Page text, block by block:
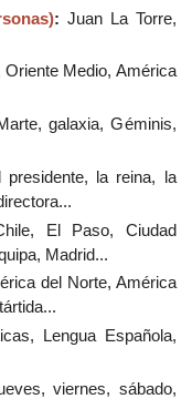
: Juan La Torre,
Oriente Medio, América
galaxia, Géminis,
presidente, la reina, la
El Paso, Ciudad
Madrid...
del Norte, América
Lengua Española,
viernes, sábado,